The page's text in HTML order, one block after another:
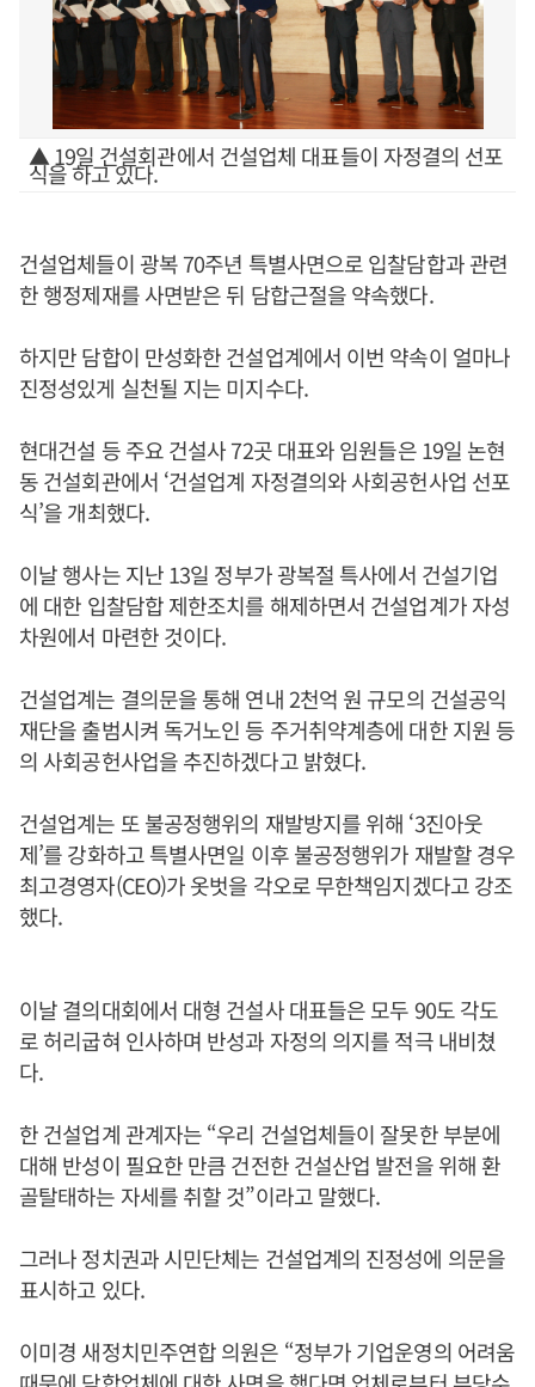
▲ 19일 건설회관에서 건설업체 대표들이 자정결의 선포
식을 하고 있다.
건설업체들이 광복 70주년 특별사면으로 입찰담합과 관련
한 행정제재를 사면받은 뒤 담합근절을 약속했다.
하지만 담합이 만성화한 건설업계에서 이번 약속이 얼마나
진정성있게 실천될 지는 미지수다.
현대건설 등 주요 건설사 72곳 대표와 임원들은 19일 논현
동 건설회관에서 ‘건설업계 자정결의와 사회공헌사업 선포
식’을 개최했다.
이날 행사는 지난 13일 정부가 광복절 특사에서 건설기업
에 대한 입찰담합 제한조치를 해제하면서 건설업계가 자성
차원에서 마련한 것이다.
건설업계는 결의문을 통해 연내 2천억 원 규모의 건설공익
재단을 출범시켜 독거노인 등 주거취약계층에 대한 지원 등
의 사회공헌사업을 추진하겠다고 밝혔다.
건설업계는 또 불공정행위의 재발방지를 위해 ‘3진아웃
제’를 강화하고 특별사면일 이후 불공정행위가 재발할 경우
최고경영자(CEO)가 옷벗을 각오로 무한책임지겠다고 강조
했다.
이날 결의대회에서 대형 건설사 대표들은 모두 90도 각도
로 허리굽혀 인사하며 반성과 자정의 의지를 적극 내비쳤
다.
한 건설업계 관계자는 “우리 건설업체들이 잘못한 부분에
대해 반성이 필요한 만큼 건전한 건설산업 발전을 위해 환
골탈태하는 자세를 취할 것”이라고 말했다.
그러나 정치권과 시민단체는 건설업계의 진정성에 의문을
표시하고 있다.
이미경 새정치민주연합 의원은 “정부가 기업운영의 어려움